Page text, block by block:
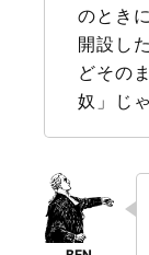
のとき
開設し
どその
奴」じ